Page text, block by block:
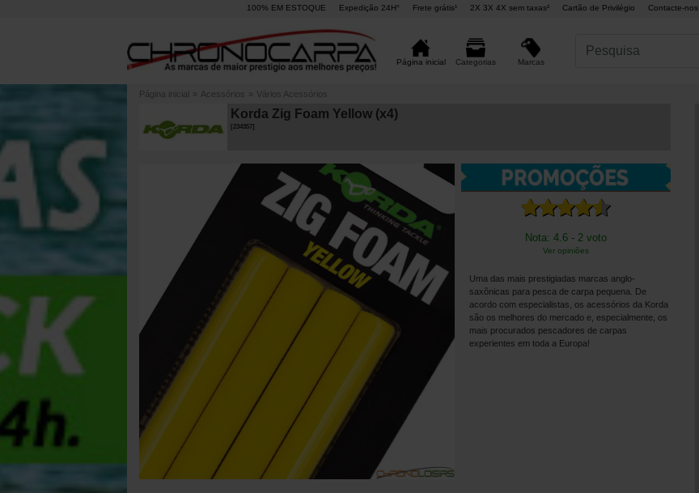
100% EM ESTOQUE Expedição 24H° Frete grátis¹ 2X 3X 4X sem taxas² Cartão de Privilégio Contacte-nos
Página inicial Categorias Marcas
Página inicial » Acessórios » Vários Acessórios
Korda Zig Foam Yellow (x4)
234357]
Nota: 4.6 - 2 voto
Ver opiniões
Uma das mais prestigiadas marcas anglo-
saxônicas para pesca de carpa pequena. De
acordo com especialistas, os acessórios da Korda
são os melhores do mercado e, especialmente, os
mais procurados pescadores de carpas
experientes em toda a Europa!